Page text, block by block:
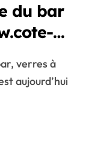
du bar
aujourd’hui